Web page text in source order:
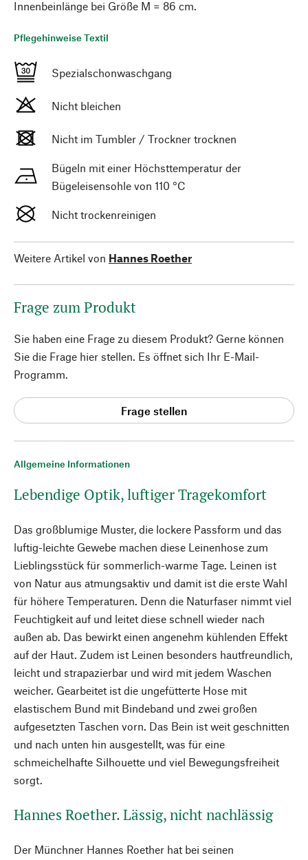
Allgemeine Informationen
Lebendige Optik, luftiger Tragekomfort
Das großblumige Muster, die lockere Passform und das
luftig-leichte Gewebe machen diese Leinenhose zum
Lieblingsstück für sommerlich-warme Tage. Leinen ist
von Natur aus atmungsaktiv und damit ist die erste Wahl
für höhere Temperaturen. Denn die Naturfaser nimmt viel
Feuchtigkeit auf und leitet diese schnell wieder nach
außen ab. Das bewirkt einen angenehm kühlenden Effekt
auf der Haut. Zudem ist Leinen besonders hautfreundlich,
leicht und strapazierbar und wird mit jedem Waschen
weicher. Gearbeitet ist die ungefütterte Hose mit
elastischem Bund mit Bindeband und zwei großen
aufgesetzten Taschen vorn. Das Bein ist weit geschnitten
und nach unten hin ausgestellt, was für eine
schmeichelhafte Silhouette und viel Bewegungsfreiheit
sorgt.
Hannes Roether. Lässig, nicht nachlässig
Der Münchner Hannes Roether hat bei seinen
Innenbeinlänge bei Größe M = 86 cm.
Pflegehinweise Textil
Spezialschonwaschgang
Nicht bleichen
Nicht im Tumbler / Trockner trocknen
Bügeln mit einer Höchsttemperatur der
Bügeleisensohle von 110 °C
Nicht trockenreinigen
Weitere Artikel von Hannes Roether
Frage zum Produkt
Sie haben eine Frage zu diesem Produkt? Gerne können
Sie die Frage hier stellen. Es öffnet sich Ihr E-Mail-
Programm.
Frage stellen